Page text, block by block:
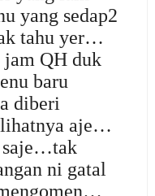
yang sedap2
tahu yer…
QH duk
baru
diberi
aje…
saje…tak
ni gatal